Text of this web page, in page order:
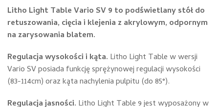
Litho Light Table Vario SV 9 to podświetlany stół do
retuszowania, cięcia i klejenia z akrylowym, odpornym
na zarysowania blatem.
Regulacja wysokości i kąta. Litho Light Table w wersji
Vario SV posiada funkcję sprężynowej regulacji wysokości
(83-114cm) oraz kąta nachylenia pulpitu (do 85°).
Regulacja jasności. Litho Light Table 9 jest wyposażony w